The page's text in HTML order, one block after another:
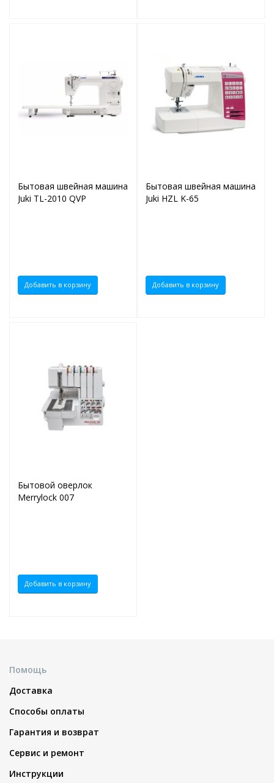
Бытовая швейная машина
Juki TL-2010 QVP
Добавить в корзину
Бытовая швейная машина
Juki HZL K-65
Добавить в корзину
Бытовой оверлок
Merrylock 007
Добавить в корзину
Помощь
Доставка
Способы оплаты
Гарантия и возврат
Сервис и ремонт
Инструкции